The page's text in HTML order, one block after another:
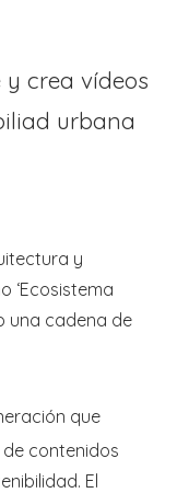
y crea vídeos
urbana
y
‘Ecosistema
una cadena de
que
contenidos
El